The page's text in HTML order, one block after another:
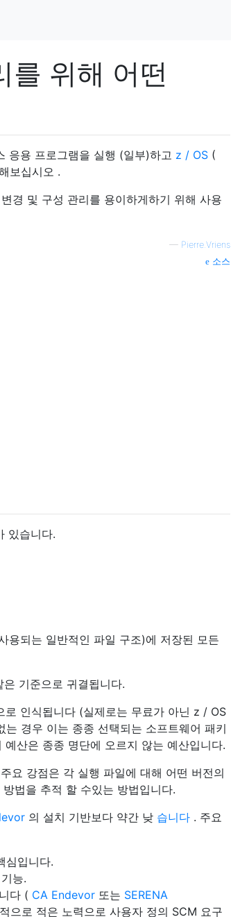
를 위해 어떤
응용 프로그램을 실행 (일부)하고 z / OS (
보십시오 .
경 및 구성 관리를 용이하게하기 위해 사용
— Pierre.Vriens
소스
있습니다.
용되는 일반적인 파일 구조)에 저장된 모든
기준으로 귀결됩니다.
인식됩니다 (실제로는 무료가 아닌 z / OS
경우 이는 종종 선택되는 소프트웨어 패키
산은 종종 명단에 오르지 않는 예산입니다.
요 강점은 각 실행 파일에 대해 어떤 버전의
법을 추적 할 수있는 방법입니다.
의 설치 기반보다 약간 낮 습니다 . 주요
심입니다.
능.
다 ( CA Endevor 또는 SERENA
으로 적은 노력으로 사용자 정의 SCM 요구